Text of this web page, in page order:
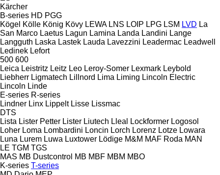
Kärcher
B-series HD PGG
Kögel Kölle König Kövy LEWA LNS LOIP LPG LSM LVD La
San Marco Laetus Lagun Lamina Landa Landini Lange
Langguth Laska Lastek Lauda Lavezzini Leadermac Leadwell
Ledinek Lefort
500 600
Leica Leistritz Leitz Leo Leroy-Somer Lexmark Leybold
Liebherr Ligmatech Lillnord Lima Liming Lincoln Electric
Lincoln Linde
E-series R-series
Lindner Linx Lippelt Lisse Lissmac
DTS
Lista Lister Petter Lister Liutech Lleal Lockformer Logosol
Loher Loma Lombardini Loncin Lorch Lorenz Lotze Lowara
Luna Lurem Luwa Luxtower Lödige M&M MAF Roda MAN
LE TGM TGS
MAS MB Dustcontrol MB MBF MBM MBO
K-series T-series